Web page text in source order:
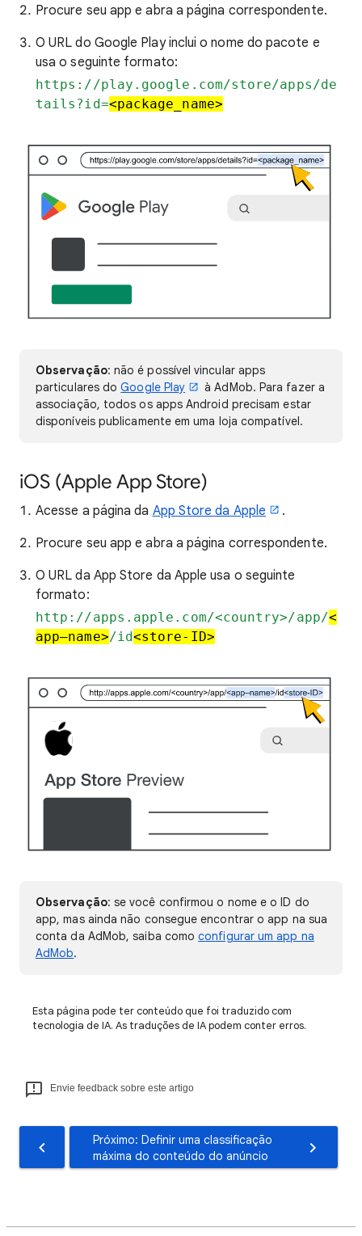
Procure seu app e abra a página correspondente.
O URL do Google Play inclui o nome do pacote e
usa o seguinte formato:
https://play.google.com/store/apps/de
tails?id=<package_name>
Observação: não é possível vincular apps
particulares doGoogle Play
à AdMob. Para fazer a
associação, todos os apps Android precisam estar
disponíveis publicamente em uma loja compatível.
iOS (Apple App Store)
Acesse a página da App Store da Apple
.
Procure seu app e abra a página correspondente.
O URL da App Store da Apple usa o seguinte
formato:
http://apps.apple.com/<country>/app/<
app–name>/id<store-ID>
Observação: se você confirmou o nome e o ID do
app, mas ainda não consegue encontrar o app na sua
conta da AdMob, saiba comoconfigurar um app na
AdMob.
Esta página pode ter conteúdo que foi traduzido com
tecnologia de IA. As traduções de IA podem conter erros.
Envie feedback sobre este artigo
Próximo: Definir uma classificação
máxima do conteúdo do anúncio